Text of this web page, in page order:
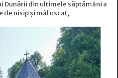
Dunării din ultimele săptămâni a
de nisip și mâl uscat,